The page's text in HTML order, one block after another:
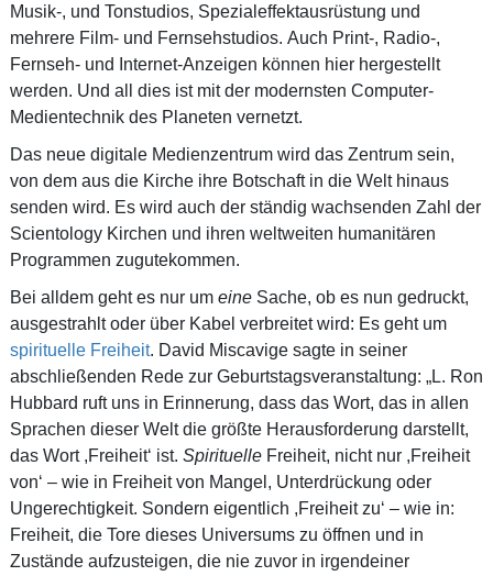
Musik-, und Tonstudios, Spezialeffektausrüstung und
mehrere Film- und Fernsehstudios. Auch Print-, Radio-,
Fernseh- und Internet-Anzeigen können hier hergestellt
werden. Und all dies ist mit der modernsten Computer-
Medientechnik des Planeten vernetzt.
Das neue digitale Medienzentrum wird das Zentrum sein,
von dem aus die Kirche ihre Botschaft in die Welt hinaus
senden wird. Es wird auch der ständig wachsenden Zahl der
Scientology Kirchen und ihren weltweiten humanitären
Programmen zugutekommen.
Bei alldem geht es nur um eine Sache, ob es nun gedruckt,
ausgestrahlt oder über Kabel verbreitet wird: Es geht um
spirituelle Freiheit. David Miscavige sagte in seiner
abschließenden Rede zur Geburtstagsveranstaltung: „L. Ron
Hubbard ruft uns in Erinnerung, dass das Wort, das in allen
Sprachen dieser Welt die größte Herausforderung darstellt,
das Wort ,Freiheit‘ ist. Spirituelle Freiheit, nicht nur ,Freiheit
von‘ – wie in Freiheit von Mangel, Unterdrückung oder
Ungerechtigkeit. Sondern eigentlich ,Freiheit zu‘ – wie in:
Freiheit, die Tore dieses Universums zu öffnen und in
Zustände aufzusteigen, die nie zuvor in irgendeiner